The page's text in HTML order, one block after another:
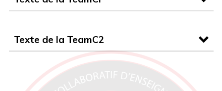
U t
an
Texte de la TeamC2